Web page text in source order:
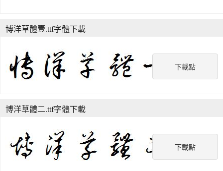
下載點
博洋草體壹.ttf字體下載
下載點
博洋草體二.ttf字體下載